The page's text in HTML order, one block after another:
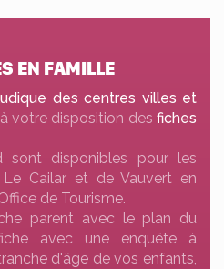
EN FAMILLE
des centres villes et
votre disposition des fiches
sont disponibles pour les
Cailar et de Vauvert en
de Tourisme.
parent avec le plan du
avec une enquête à
d'âge de vos enfants,